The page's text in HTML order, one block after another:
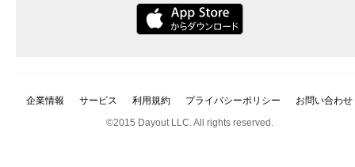
企業情報 サービス 利用規約 プライバシーポリシー
お問い合わせ
©2015 Dayout LLC. All rights reserved.